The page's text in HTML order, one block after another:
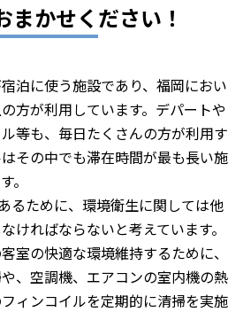
まかせください！
泊に使う施設であり、福岡におい
方が利用しています。デパートや
等も、毎日たくさんの方が利用す
その中でも滞在時間が最も長い施
。
るために、環境衛生に関しては他
ければならないと考えています。
室の快適な環境維持するために、
、空調機、エアコンの室内機の熱
ィンコイルを定期的に清掃を実施